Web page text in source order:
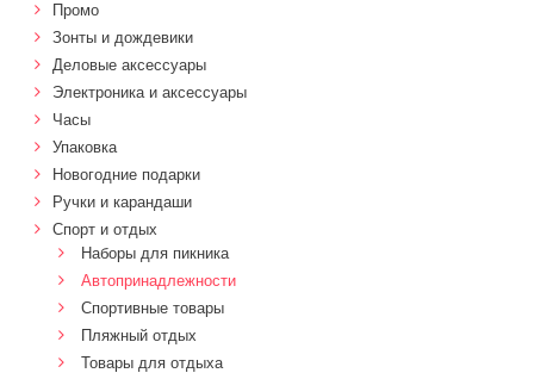
Промо
Зонты и дождевики
Деловые аксессуары
Электроника и аксессуары
Часы
Упаковка
Новогодние подарки
Ручки и карандаши
Спорт и отдых
Наборы для пикника
Автопринадлежности
Спортивные товары
Пляжный отдых
Товары для отдыха